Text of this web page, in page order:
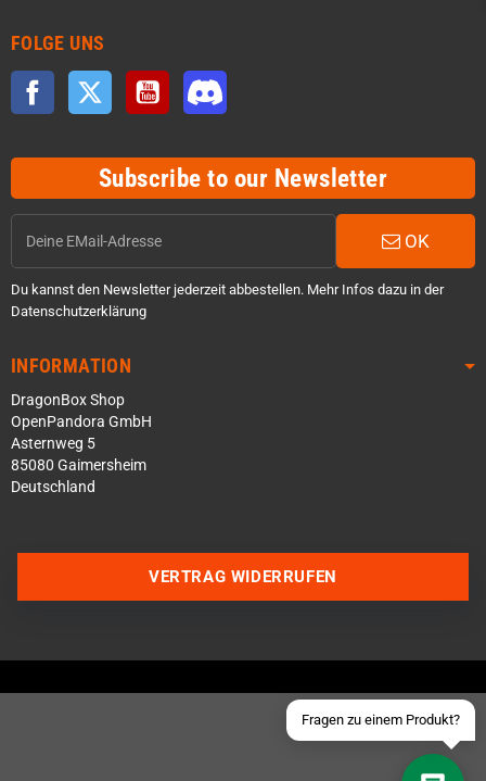
FOLGE UNS
Facebook Twitter YouTube
Subscribe to our Newsletter
OK
Du kannst den Newsletter jederzeit abbestellen. Mehr Infos dazu in der
Datenschutzerklärung
INFORMATION
DragonBox Shop
OpenPandora GmbH
Asternweg 5
85080 Gaimersheim
Deutschland
Fragen zu einem Produkt?
Schick uns eine eMail
VERTRAG WIDERRUFEN